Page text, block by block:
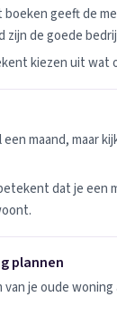
geeft de
zijn de goede
kiezen uit wat
maand, maar
dat je een
afvinken
plannen
je oude